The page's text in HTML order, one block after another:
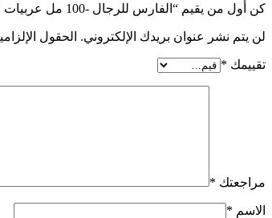
كن أول من يقيم “الفارس للرجال -100 مل عربيات للعطور الامارتية”
لن يتم نشر عنوان بريدك الإلكتروني. الحقول
تقييمك *
مراجعتك *
الاسم *